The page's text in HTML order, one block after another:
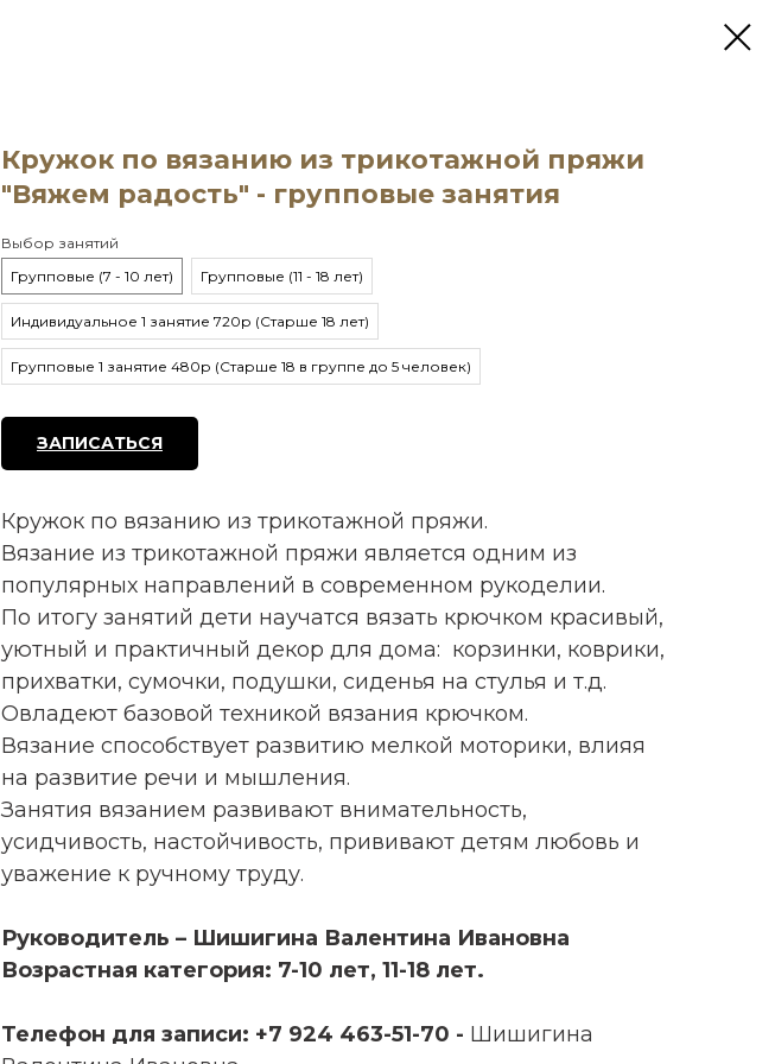
Кружок по вязанию из трикотажной пряжи
"Вяжем радость" - групповые занятия
Выбор занятий
Групповые (7 - 10 лет)
Групповые (11 - 18 лет)
Индивидуальное 1 занятие 720р (Старше 18 лет)
Групповые 1 занятие 480р (Старше 18 в группе до 5 человек)
ЗАПИСАТЬСЯ
Кружок по вязанию из трикотажной пряжи.
Вязание из трикотажной пряжи является одним из
популярных направлений в современном рукоделии.
По итогу занятий дети научатся вязать крючком красивый,
уютный и практичный декор для дома: корзинки, коврики,
прихватки, сумочки, подушки, сиденья на стулья и т.д.
Овладеют базовой техникой вязания крючком.
Вязание способствует развитию мелкой моторики, влияя
на развитие речи и мышления.
Занятия вязанием развивают внимательность,
усидчивость, настойчивость, прививают детям любовь и
уважение к ручному труду.
Руководитель – Шишигина Валентина Ивановна
Возрастная категория: 7-10 лет, 11-18 лет.
Телефон для записи: +7 924 463-51-70 - Шишигина